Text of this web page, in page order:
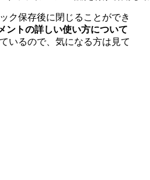
ク保存後に閉じることができ
ントの詳しい使い方について
いるので、気になる方は見て